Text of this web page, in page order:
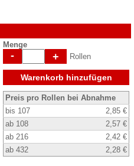
Menge
- + Rollen
Warenkorb hinzufügen
Preis pro Rollen bei Abnahme
bis 107
2,85 €
ab 108
2,57 €
ab 216
2,42 €
ab 432
2,28 €